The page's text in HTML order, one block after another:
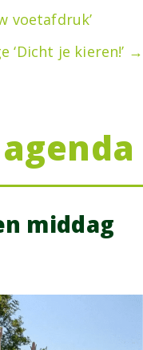
voetafdruk’
‘Dicht je kieren!’ →
middag